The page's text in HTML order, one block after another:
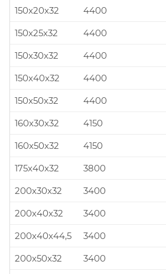
150x20x32
4400
150x25x32
4400
150x30x32
4400
150x40x32
4400
150x50x32
4400
160x30x32
4150
160x50x32
4150
175x40x32
3800
200x30x32
3400
200x40x32
3400
200x40x44,5
3400
200x50x32
3400